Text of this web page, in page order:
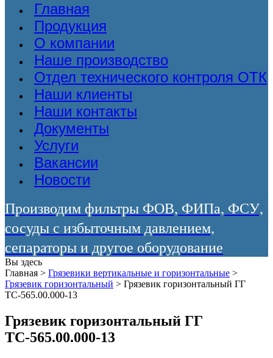
Главная
Продукция
О компании
Наше производство
Отдел технического контроля ОТК
Наши клиенты
Наши контакты
Документы
Услуги
Вакансии
Новости
Производим фильтры ФОВ, ФИПа, ФСУ,
сосуды с избыточным давлением,
сепараторы и другое оборудование
Вы здесь
Главная > Грязевики вертикальные и горизонтальные >
Грязевик горизонтальный > Грязевик горизонтальный ГГ
ТС-565.00.000-13
Грязевик горизонтальный ГГ
ТС-565.00.000-13